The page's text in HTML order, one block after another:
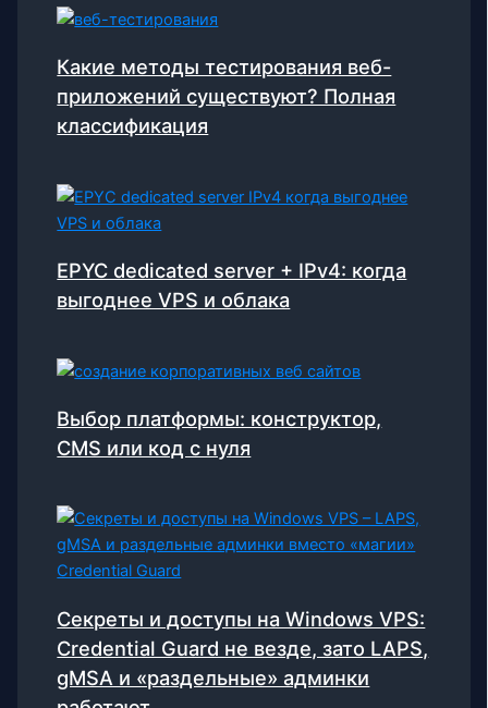
Какие методы тестирования веб-
приложений существуют? Полная
классификация
EPYC dedicated server + IPv4: когда
выгоднее VPS и облака
Выбор платформы: конструктор,
CMS или код с нуля
Секреты и доступы на Windows VPS:
Credential Guard не везде, зато LAPS,
gMSA и «раздельные» админки